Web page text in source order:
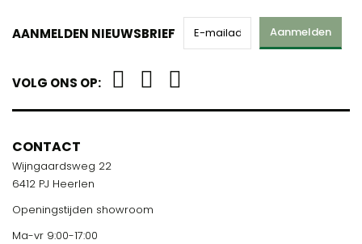
AANMELDEN NIEUWSBRIEF Aanmelden
VOLG ONS OP:
CONTACT
Wijngaardsweg 22
6412 PJ Heerlen
Openingstijden showroom
Ma-vr 9:00-17:00